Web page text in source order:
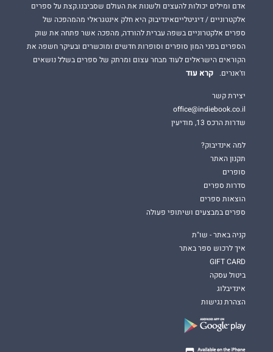
אדם ומילים יכולות להעצים ולשנות את העולם שסביבנו.קצת על ספרים
אלקטרוניים / דיגיטלייםאינדיבוק היא חלק אינטגראלי מהמהפכה של
ספרים אלקטרוניים בשפה עברית להורדה, מהפכה אשר פתחה את שוק
הספרים בפני המון סופרים וסופרות חדשים ומוכשרים ובעיקר חשפה את
הקוראים הישראלים לעוד מבחר עצום ומרתק של ספרים בשלל נושאים
וז'אנרים.
קרא עוד
יצירת קשר
office@indiebook.co.il
שדרות הרכס 13, מודיעין
למה אינדיבוק?
תקנון האתר
סופרים
סדרות ספרים
הוצאות ספרים
ספרים במבצעים ושיתופי פעולה
קניה באתר - שו"ת
איך לרכוש ספר באתר
GIFT CARD
ביטול עסקה
אינדיבלוג
הצהרת נגישות